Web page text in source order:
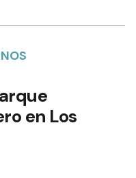
en Los